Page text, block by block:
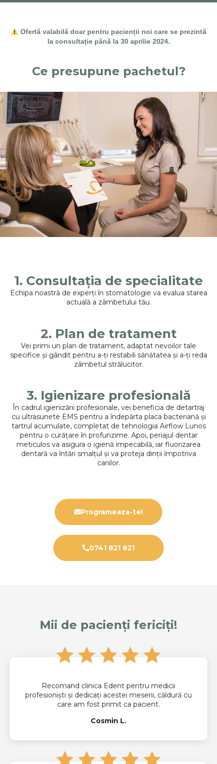
Ofertă valabilă doar pentru pacienții noi care se prezintă
la consultație până la 30 aprilie 2024.
Ce presupune pachetul?
1. Consultația de specialitate
Echipa noastră de experți în stomatologie va evalua starea
actuală a zâmbetului tău.
2. Plan de tratament
Vei primi un plan de tratament, adaptat nevoilor tale
specifice și gândit pentru a-ți restabili sănătatea și a-ți reda
zâmbetul strălucitor.
3. Igienizare profesională
În cadrul igienizării profesionale, vei beneficia de detartraj
cu ultrasunete EMS pentru a îndepărta placa bacteriană și
tartrul acumulate, completat de tehnologia Airflow Lunos
pentru o curățare în profunzime. Apoi, periajul dentar
meticulos va asigura o igienă impecabilă, iar fluorizarea
dentară va întări smalțul și va proteja dinții împotriva
cariilor.
Programeaza-te!
0741 821 821
Mii de pacienți fericiți!
Recomand clinica Edent pentru medicii
profesioniști și dedicați acestei meserii, căldură cu
care am fost primit ca pacient.
Cosmin L.